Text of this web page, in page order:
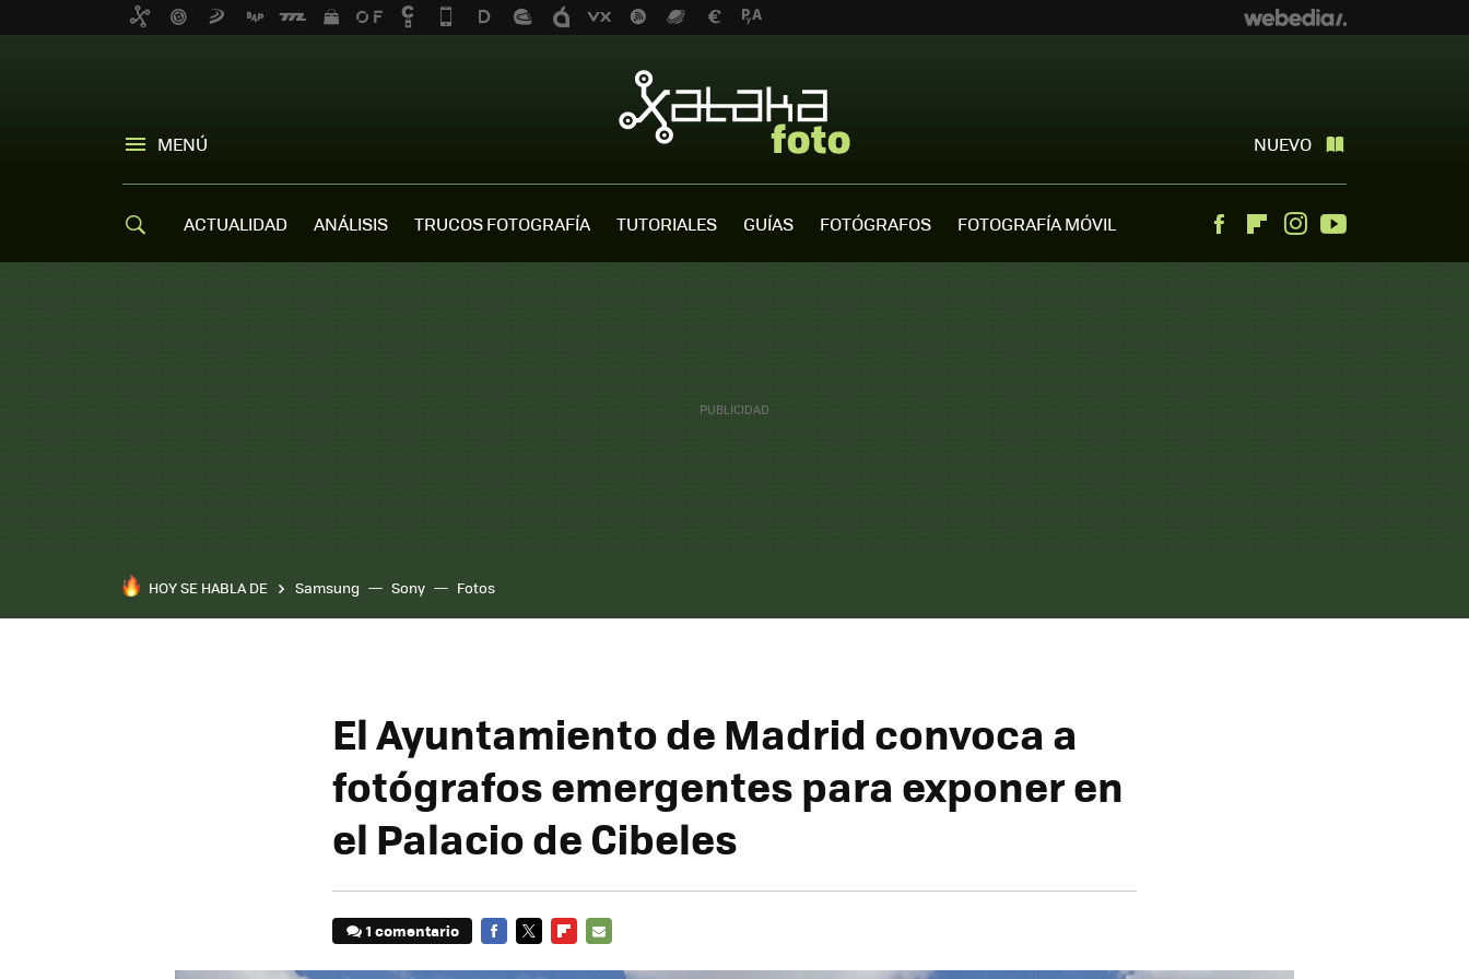
MENÚ NUEVO
ACTUALIDAD ANÁLISIS TRUCOS FOTOGRAFÍA TUTORIALES GUÍAS FOTÓGRAFOS FOTOGRAFÍA MÓVIL FacebookFlipboardInstagram
HOY SE HABLA DE Samsung Sony Fotos
El Ayuntamiento de Madrid convoca a
fotógrafos emergentes para exponer en
el Palacio de Cibeles
1 comentario